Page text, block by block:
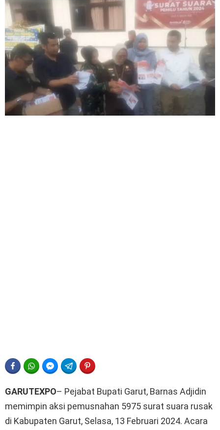
FACEBOOKWHATSAPPFACEBOOK MESSENGER
TELEGRAM
GARUTEXPO– Pejabat Bupati Garut, Barnas Adjidin
memimpin aksi pemusnahan 5975 surat suara rusak
di Kabupaten Garut, Selasa, 13 Februari 2024. Acara